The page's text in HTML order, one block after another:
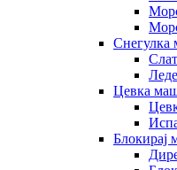
Снегулка
Цевка
Блокирај